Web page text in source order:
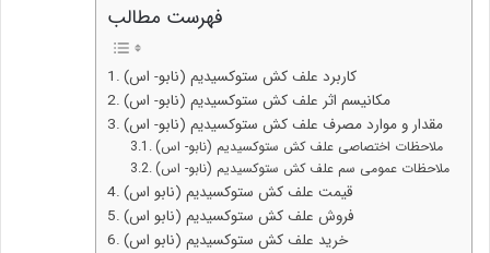
فهرست مطالب
کاربرد علف کش ستوکسیدیم (نابو- اس)
مکانیسم اثر علف کش ستوکسیدیم (نابو- اس)
مقدار و موارد مصرف علف کش ستوکسیدیم (نابو- اس)
ملاحظات اختصاصی علف کش ستوکسیدیم (نابو- اس)
ملاحظات عمومی سم علف کش ستوکسیدیم (نابو- اس)
قیمت علف کش ستوکسیدیم (نابو اس)
فروش ‌علف کش ستوکسیدیم (نابو اس)
خرید علف کش ستوکسیدیم (نابو اس)